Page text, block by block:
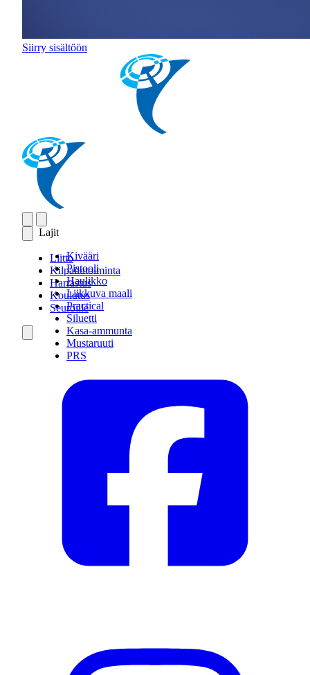
Siirry sisältöön
Lajit
Kivääri
Pistooli
Haulikko
Liikkuva maali
Practical
Siluetti
Kasa-ammunta
Mustaruuti
PRS
Liitto
Kilpailutoiminta
Harrastus
Koulutus
Seuroille